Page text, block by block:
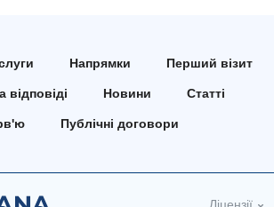
Напрямки Перший візит
відповіді Новини Статті
Публічні договори